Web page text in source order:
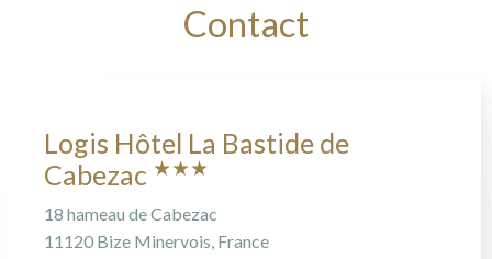
Contact
Logis Hôtel La Bastide de
Cabezac ★★★
18 hameau de Cabezac
11120 Bize Minervois, France